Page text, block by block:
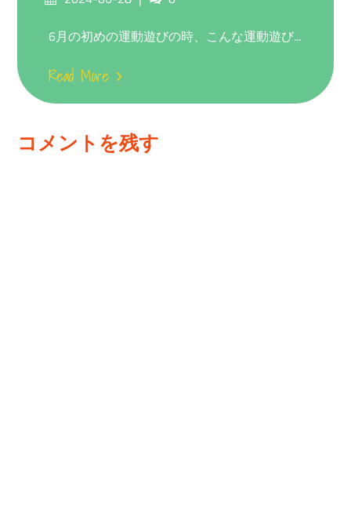
6月の初めの運動遊びの時、こんな運動遊び...
Read More
コメントを残す